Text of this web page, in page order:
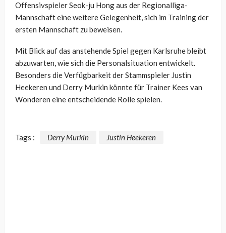
Offensivspieler Seok-ju Hong aus der Regionalliga-
Mannschaft eine weitere Gelegenheit, sich im Training der
ersten Mannschaft zu beweisen.
Mit Blick auf das anstehende Spiel gegen Karlsruhe bleibt
abzuwarten, wie sich die Personalsituation entwickelt.
Besonders die Verfügbarkeit der Stammspieler Justin
Heekeren und Derry Murkin könnte für Trainer Kees van
Wonderen eine entscheidende Rolle spielen.
Tags : Derry Murkin Justin Heekeren